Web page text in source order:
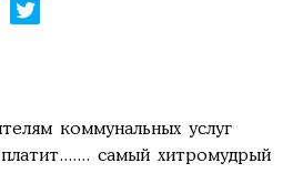
коммунальных услуг
самый хитромудрый